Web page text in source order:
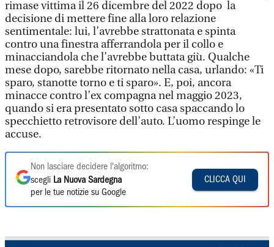
rimase vittima il 26 dicembre del 2022 dopo la
decisione di mettere fine alla loro relazione
sentimentale: lui, l’avrebbe strattonata e spinta
contro una finestra afferrandola per il collo e
minacciandola che l’avrebbe buttata giù. Qualche
mese dopo, sarebbe ritornato nella casa, urlando: «Ti
sparo, stanotte torno e ti sparo». E, poi, ancora
minacce contro l’ex compagna nel maggio 2023,
quando si era presentato sotto casa spaccando lo
specchietto retrovisore dell’auto. L’uomo respinge le
accuse.
Non lasciare decidere l'algoritmo:
scegli La Nuova Sardegna
per le tue notizie su Google
CLICCA QUI